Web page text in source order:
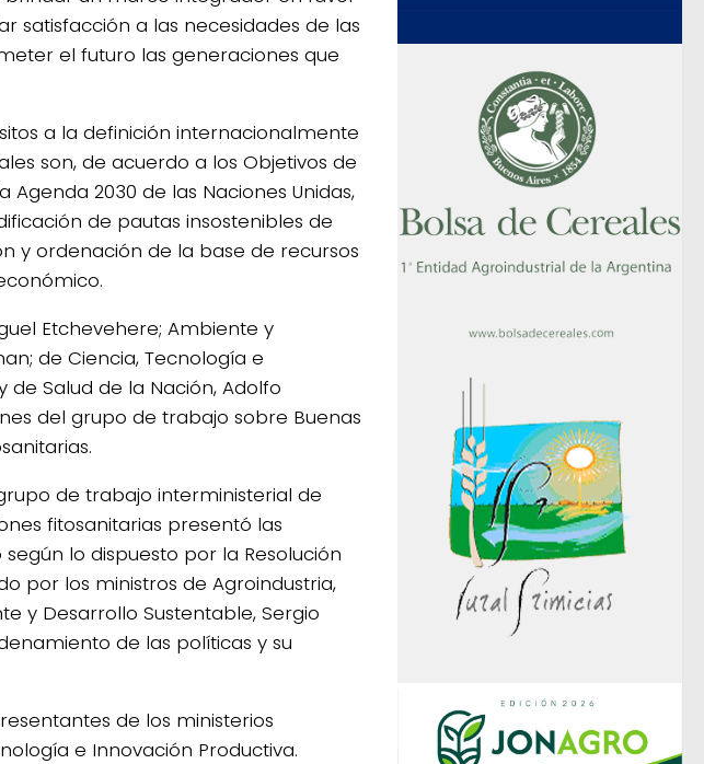
satisfacción a las necesidades de las
el futuro las generaciones que
a la definición internacionalmente
son, de acuerdo a los Objetivos de
2030 de las Naciones Unidas,
de pautas insostenibles de
y ordenación de la base de recursos
Etchevehere; Ambiente y
de Ciencia, Tecnología e
de Salud de la Nación, Adolfo
del grupo de trabajo sobre Buenas
de trabajo interministerial de
fitosanitarias presentó las
lo dispuesto por la Resolución
por los ministros de Agroindustria,
y Desarrollo Sustentable, Sergio
de las políticas y su
de los ministerios
e Innovación Productiva.